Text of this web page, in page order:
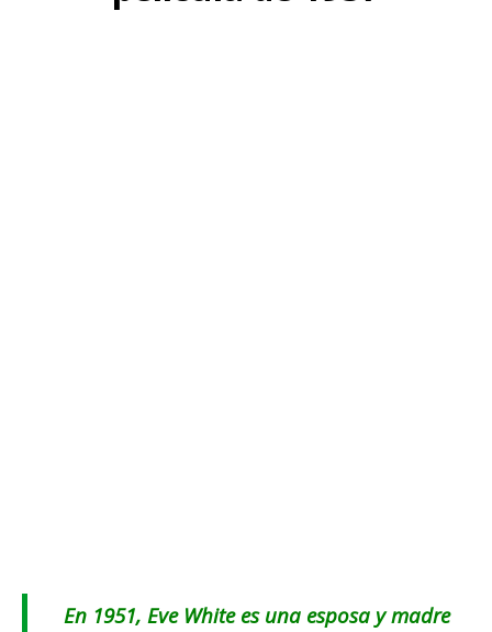
En 1951, Eve White es una esposa y madre